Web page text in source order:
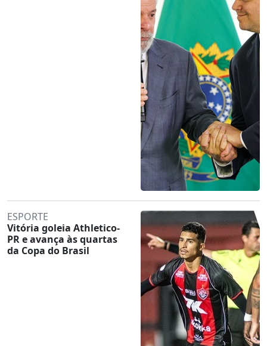
ESPORTE
Vitória goleia Athletico-
PR e avança às quartas
da Copa do Brasil